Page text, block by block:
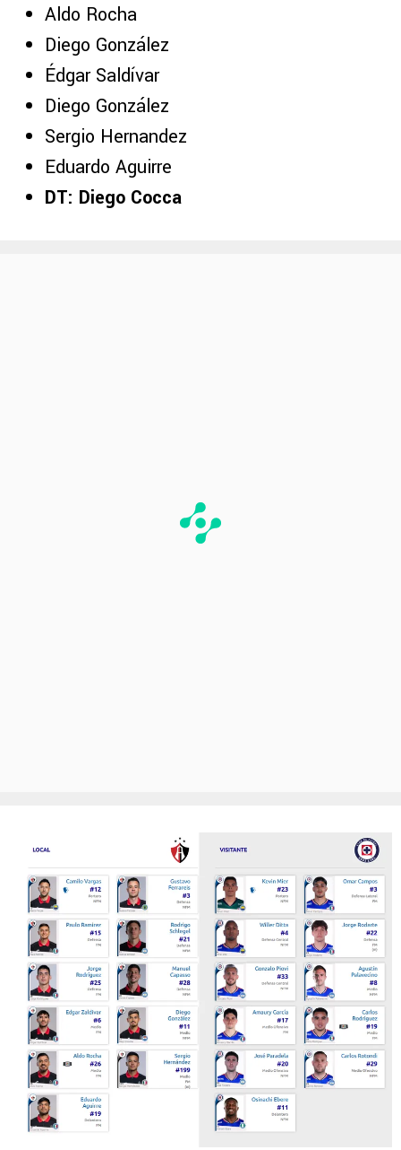
Aldo Rocha
Diego González
Édgar Saldívar
Diego González
Sergio Hernandez
Eduardo Aguirre
DT: Diego Cocca